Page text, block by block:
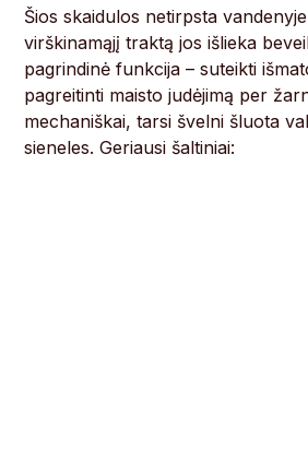
Šios skaidulos netirpsta
virškinamąjį traktą jos išlieka
pagrindinė funkcija – suteikti
pagreitinti maisto judėjimą per
mechaniškai, tarsi švelni šluota
sieneles. Geriausi šaltiniai: